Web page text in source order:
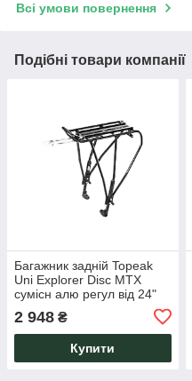
Всі умови повернення
Подібні товари компанії
Багажник задній Topeak
Uni Explorer Disc MTX
сумісн алю регул від 24"
2 948 ₴
Купити